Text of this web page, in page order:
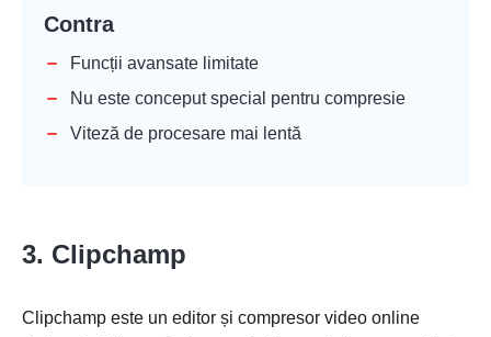
Contra
Funcții avansate limitate
Nu este conceput special pentru compresie
Viteză de procesare mai lentă
3. Clipchamp
Clipchamp este un editor și compresor video online